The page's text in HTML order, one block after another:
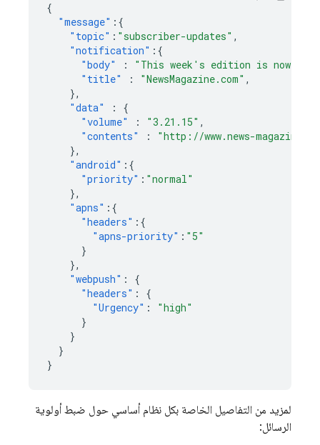
{
"message" :{
"topic" : "subscriber-updates" ,
"notification" :{
"body"
:
"This week's edition is now
"title"
: "NewsMagazine.com" ,
},
"data"
:
{
"volume"
: "3.21.15" ,
"contents"
:
"http://www.news-
},
"android" :{
"priority" : "normal"
},
"apns" :{
"headers" :{
"apns-priority" : "5"
}
},
"webpush" :
{
"headers" :
{
"Urgency" :
"high"
}
}
}
}
لمزيد من التفاصيل الخاصة بكل نظام أساسي حول ضبط أولوية
الرسائل: